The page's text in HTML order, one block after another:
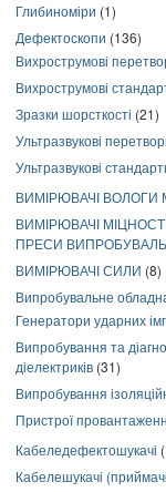
Глибиноміри (1)
Дефектоскопи (136)
Вихрострумові
Вихрострумові
Зразки шорсткості (21)
Ультразвукові
Ультразвукові
ВИМІРЮВАЧІ ВОЛОГИ
ВИМІРЮВАЧІ
ПРЕСИ
ВИМІРЮВАЧІ СИЛИ (8)
Випробувальне
Генератори ударних
Випробування та
діелектриків (31)
Випробування
Пристрої
Кабеледефектошукачі
Кабелешукачі